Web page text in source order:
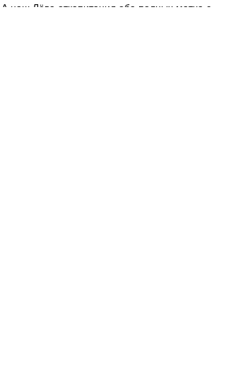
А наш Лёва откапитанил оба полных матча с